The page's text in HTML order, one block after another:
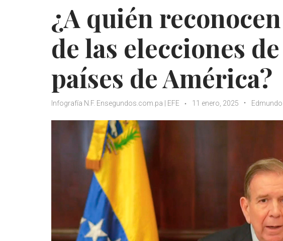
¿A quién
de las elecciones
países de América?
Infografía N.F. Ensegundos.com.pa | EFE 11 enero, 2025 Edmundo